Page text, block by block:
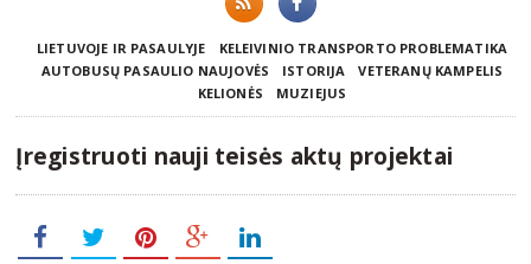
LIETUVOJE IR PASAULYJE
KELEIVINIO TRANSPORTO PROBLEMATIKA
AUTOBUSŲ PASAULIO NAUJOVĖS
ISTORIJA
VETERANŲ KAMPELIS
KELIONĖS
MUZIEJUS
Įregistruoti nauji teisės aktų projektai